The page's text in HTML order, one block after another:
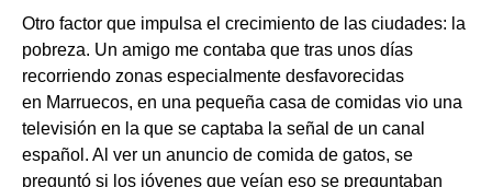
Otro factor que impulsa el crecimiento de las ciudades: la
pobreza. Un amigo me contaba que tras unos días
recorriendo zonas especialmente desfavorecidas
en Marruecos, en una pequeña casa de comidas vio una
televisión en la que se captaba la señal de un canal
español. Al ver un anuncio de comida de gatos, se
preguntó si los jóvenes que veían eso se preguntaban